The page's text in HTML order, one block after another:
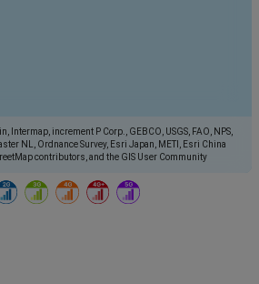
Intermap, increment P Corp., GEBCO, USGS, FAO, NPS,
NL, Ordnance Survey, Esri Japan, METI, Esri China
contributors, and the GIS User Community